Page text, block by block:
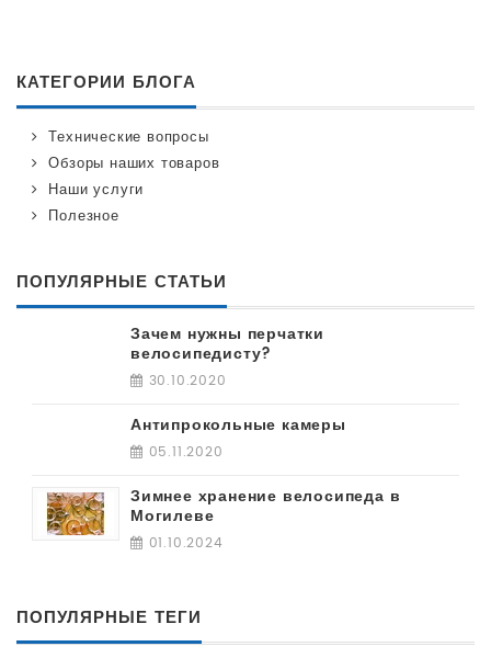
КАТЕГОРИИ БЛОГА
Технические вопросы
Обзоры наших товаров
Наши услуги
Полезное
ПОПУЛЯРНЫЕ СТАТЬИ
Зачем нужны перчатки
велосипедисту?
30.10.2020
Антипрокольные камеры
05.11.2020
Зимнее хранение велосипеда в
Могилеве
01.10.2024
ПОПУЛЯРНЫЕ ТЕГИ